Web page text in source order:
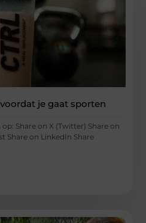
je gaat sporten
Share on X (Twitter) Share on
Share on LinkedIn Share